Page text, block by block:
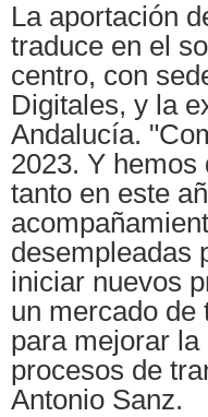
La aportación
traduce en el
centro, con
Digitales, y la
Andalucía.
2023. Y hemos
tanto en este
desempleadas
iniciar nuevos
un mercado de
para mejorar
procesos de
Antonio Sanz.